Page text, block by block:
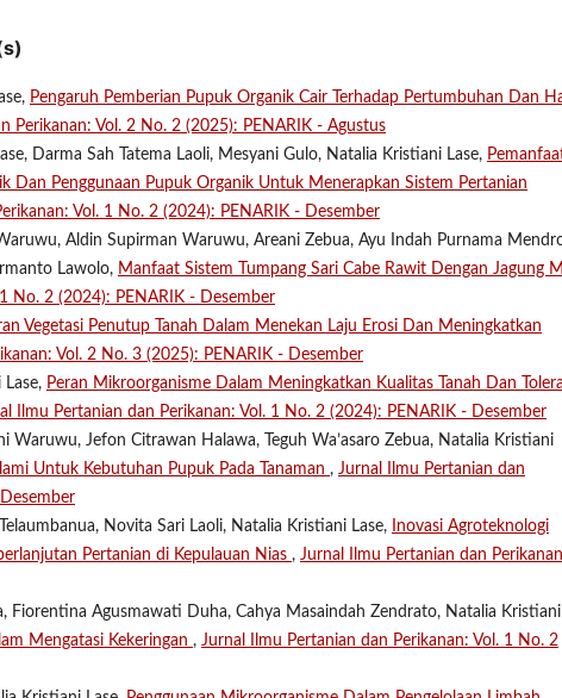
Pengaruh Pemberian Pupuk Organik Cair Terhadap Pertumbuhan Dan
Perikanan: Vol. 2 No. 2 (2025): PENARIK - Agustus
Darma Sah Tatema Laoli, Mesyani Gulo, Natalia Kristiani Lase,
Dan Penggunaan Pupuk Organik Untuk Menerapkan Sistem Pertanian
Vol. 1 No. 2 (2024): PENARIK - Desember
Aldin Supirman Waruwu, Areani Zebua, Ayu Indah Purnama
Lawolo, Manfaat Sistem Tumpang Sari Cabe Rawit Dengan Jagung
No. 2 (2024): PENARIK - Desember
Vegetasi Penutup Tanah Dalam Menekan Laju Erosi Dan Meningkatkan
Vol. 2 No. 3 (2025): PENARIK - Desember
Peran Mikroorganisme Dalam Meningkatkan Kualitas Tanah Dan
Ilmu Pertanian dan Perikanan: Vol. 1 No. 2 (2024): PENARIK - Desember
Waruwu, Jefon Citrawan Halawa, Teguh Wa’asaro Zebua, Natalia Kristiani
Untuk Kebutuhan Pupuk Pada Tanaman , Jurnal Ilmu Pertanian dan
Novita Sari Laoli, Natalia Kristiani Lase,
Inovasi Agroteknologi
Pertanian di Kepulauan Nias , Jurnal Ilmu Pertanian dan
Fiorentina Agusmawati Duha, Cahya Masaindah Zendrato, Natalia Kristiani
Mengatasi Kekeringan , Jurnal Ilmu Pertanian dan Perikanan: Vol. 1 No. 2